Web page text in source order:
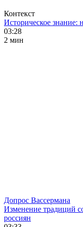
Контекст
Историческое знание:
03:28
2 мин
Допрос Вассермана
Изменение традиций
россиян